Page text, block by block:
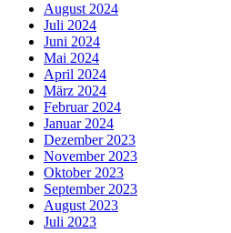
August 2024
Juli 2024
Juni 2024
Mai 2024
April 2024
März 2024
Februar 2024
Januar 2024
Dezember 2023
November 2023
Oktober 2023
September 2023
August 2023
Juli 2023